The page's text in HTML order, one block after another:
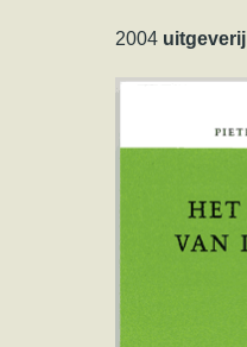
2004 uitgeverij